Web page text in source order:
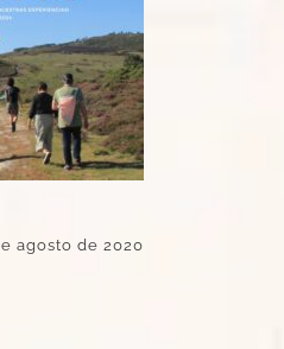
agosto de 2020